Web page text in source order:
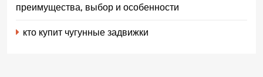
преимущества, выбор и особенности
кто купит чугунные задвижки